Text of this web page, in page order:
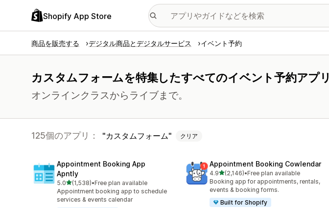
Shopify App Store
商品を販売する デジタル商品とデジタルサービス イベント予約
カスタムフォームを特集したすべてのイベント予約アプリ
オンラインクラスからライブまで。
125個のアプリ： カスタムフォーム クリア
Appointment Booking App
Apntly
5.05つ星中
(1,538)
合計レビュー数：1538件
•Free plan available
Appointment booking app to schedule
services & events calendar
Appointment Booking Cowlendar
4.95つ星中
(2,146)
合計レビュー数：2146件
•Free plan available
Booking app for appointments, rentals,
events & booking forms.
Built for Shopify